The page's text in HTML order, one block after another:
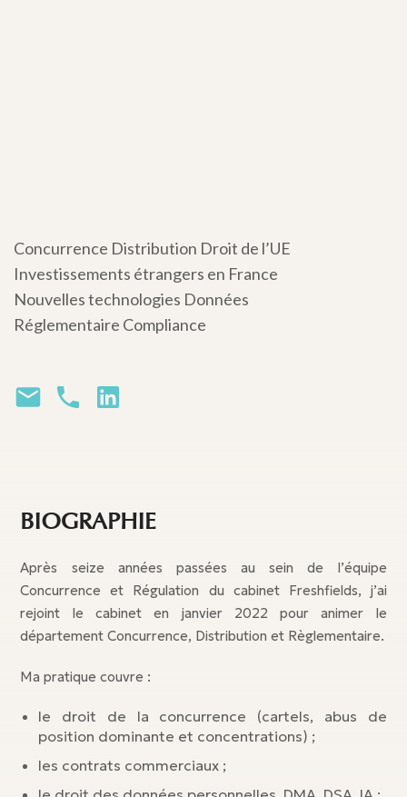
Concurrence Distribution Droit de l’UE
Investissements étrangers en France
Nouvelles technologies Données
Réglementaire Compliance
BIOGRAPHIE
Après seize années passées au sein de l’équipe
Concurrence et Régulation du cabinet Freshfields, j’ai
rejoint le cabinet en janvier 2022 pour animer le
département Concurrence, Distribution et Règlementaire.
Ma pratique couvre :
le droit de la concurrence (cartels, abus de
position dominante et concentrations) ;
les contrats commerciaux ;